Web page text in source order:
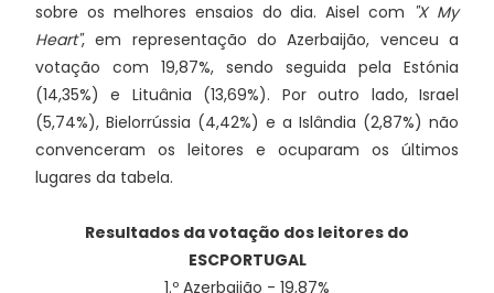
sobre os melhores ensaios do dia. Aisel com "X My
Heart", em representação do Azerbaijão, venceu a
votação com 19,87%, sendo seguida pela Estónia
(14,35%) e Lituânia (13,69%). Por outro lado, Israel
(5,74%), Bielorrússia (4,42%) e a Islândia (2,87%) não
convenceram os leitores e ocuparam os últimos
lugares da tabela.
Resultados da votação dos leitores do
ESCPORTUGAL
1.º Azerbaijão - 19,87%